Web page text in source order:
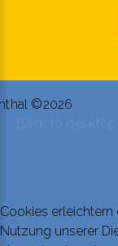
©2026
Back to desktop
Cookies erleichtern
Nutzung unserer